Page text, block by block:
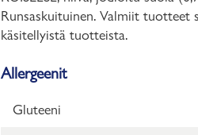
Runsaskuituinen. Valmiit tuotteet
käsitellyistä tuotteista.
Allergeenit
Gluteeni